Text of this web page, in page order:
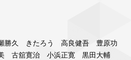
勝久 きたろう 高良健吾 豊原功
古舘寛治 小浜正寛 黒田大輔